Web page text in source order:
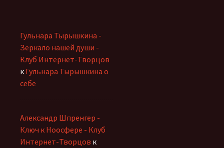
Гульнара Тырышкина -
Зеркало нашей души -
Клуб Интернет-Творцов
к Гульнара Тырышкина о
себе
Александр Шпренгер -
Ключ к Ноосфере - Клуб
Интернет-Творцов к